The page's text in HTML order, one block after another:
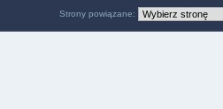
Strony powiązane: